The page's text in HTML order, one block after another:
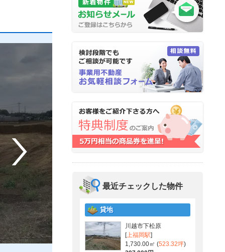
最近チェックした物件
貸地
川越市下松原
[上福岡駅]
1,730.00㎡ (523.32坪)